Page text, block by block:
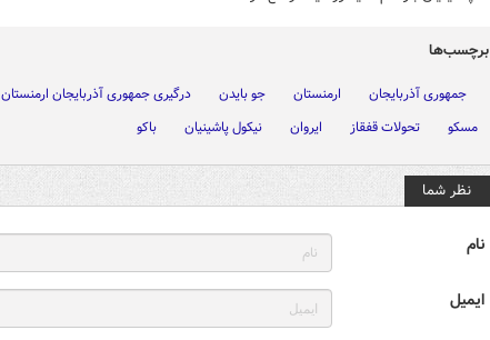
برچسب‌ها
جمهوری آذربایجان ارمنستان جو بایدن درگیری جمهوری آذربایجان ارمنستان
مسکو
تحولات قفقاز ایروان نیکول پاشینیان باکو
نظر شما
نام
ایمیل